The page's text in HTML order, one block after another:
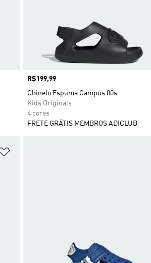
Preço
R$199,99
Chinelo Espuma Campus 00s
Kids Originals
4 cores
FRETE GRÁTIS MEMBROS ADICLUB